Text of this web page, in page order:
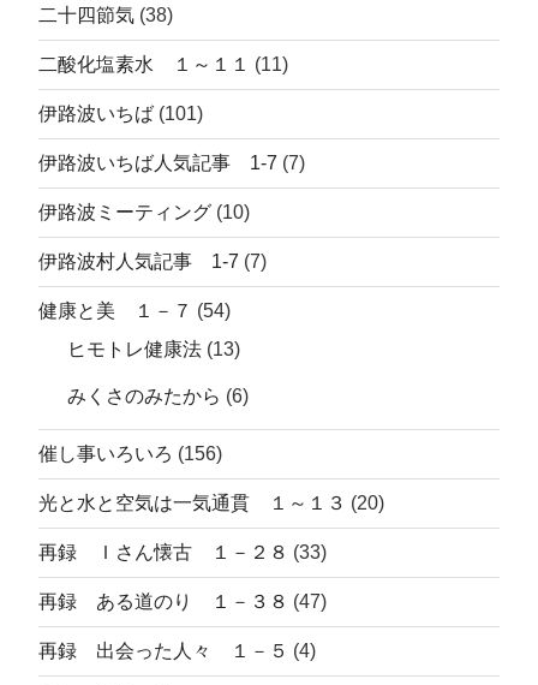
二十四節気 (38)
二酸化塩素水 １～１１ (11)
伊路波いちば (101)
伊路波いちば人気記事 1-7 (7)
伊路波ミーティング (10)
伊路波村人気記事 1-7 (7)
健康と美 １－７ (54)
ヒモトレ健康法 (13)
みくさのみたから (6)
催し事いろいろ (156)
光と水と空気は一気通貫 １～１３ (20)
再録 Ｉさん懐古 １－２８ (33)
再録 ある道のり １－３８ (47)
再録 出会った人々 １－５ (4)